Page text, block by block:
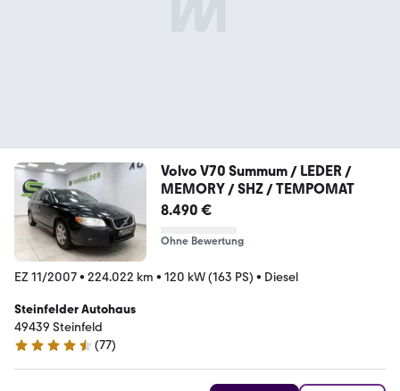
Volvo V70 Summum / LEDER /
MEMORY / SHZ / TEMPOMAT
8.490 €
Ohne Bewertung
EZ 11/2007• 224.022 km • 120 kW (163 PS) • Diesel
Steinfelder Autohaus
49439 Steinfeld
4.3 Sterne
(77)